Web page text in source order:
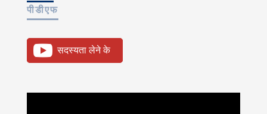
पीडीएफ
सदस्यता लेने के